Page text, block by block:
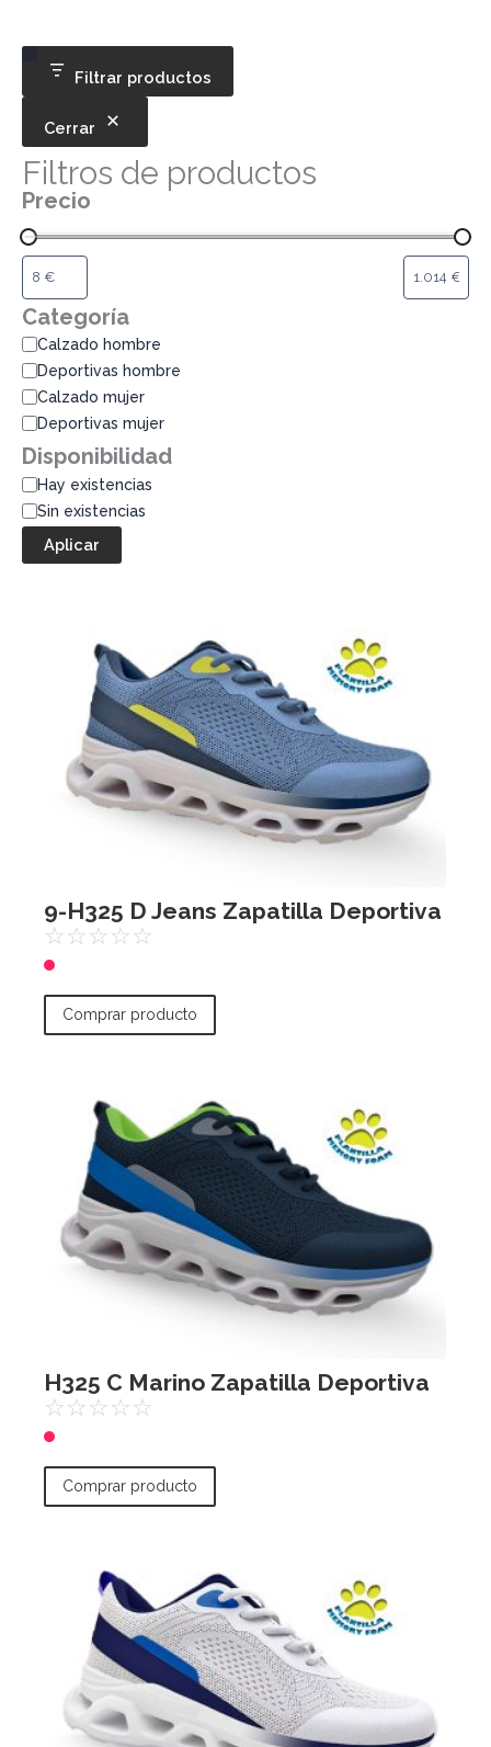
Filtrar productos
Cerrar
Filtros de productos
Precio
Categoría
Calzado hombre
Deportivas hombre
Calzado mujer
Deportivas mujer
Disponibilidad
Hay existencias
Sin existencias
Aplicar
9-H325 D Jeans Zapatilla Deportiva
☆☆☆☆☆
Comprar producto
H325 C Marino Zapatilla Deportiva
☆☆☆☆☆
Comprar producto